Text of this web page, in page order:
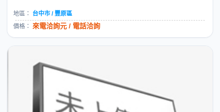
地區：
台中市 / 豐原區
價格： 來電洽詢元 / 電話洽詢